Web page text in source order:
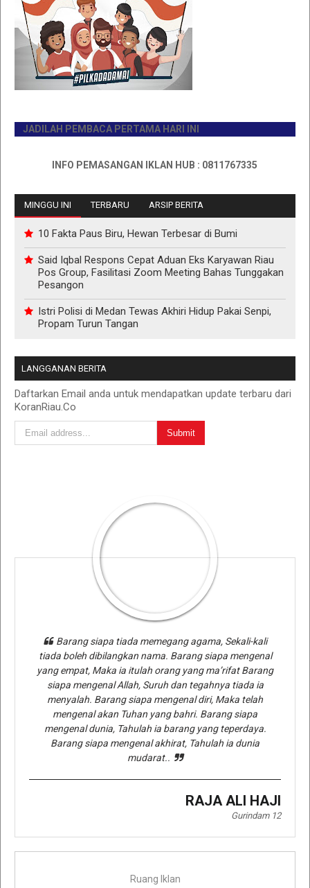
JADILAH PEMBACA PERTAMA HARI INI
INFO PEMASANGAN IKLAN HUB : 0811767335
MINGGU INI TERBARU ARSIP BERITA
10 Fakta Paus Biru, Hewan Terbesar di Bumi
Said Iqbal Respons Cepat Aduan Eks Karyawan Riau
Pos Group, Fasilitasi Zoom Meeting Bahas Tunggakan
Pesangon
Istri Polisi di Medan Tewas Akhiri Hidup Pakai Senpi,
Propam Turun Tangan
LANGGANAN BERITA
Daftarkan Email anda untuk mendapatkan update terbaru dari
KoranRiau.Co
Barang siapa tiada memegang agama, Sekali-kali
tiada boleh dibilangkan nama. Barang siapa mengenal
yang empat, Maka ia itulah orang yang ma’rifat Barang
siapa mengenal Allah, Suruh dan tegahnya tiada ia
menyalah. Barang siapa mengenal diri, Maka telah
mengenal akan Tuhan yang bahri. Barang siapa
mengenal dunia, Tahulah ia barang yang teperdaya.
Barang siapa mengenal akhirat, Tahulah ia dunia
mudarat..
RAJA ALI HAJI
Gurindam 12
Ruang Iklan